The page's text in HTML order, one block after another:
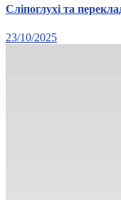
Сліпоглухі та
23/10/2025